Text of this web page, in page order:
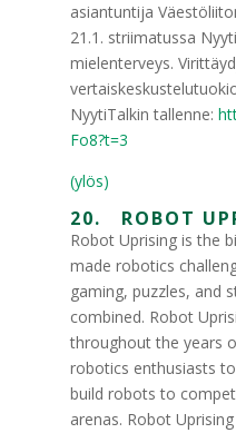
asiantuntija
21.1. striimatussa
mielenterveys.
NyytiTalkin tallenne:
Fo8?t=3
(ylös)
20. ROBOT
Robot Uprising is the
made robotics
gaming, puzzles, and
combined. Robot
throughout the years
robotics enthusiasts
build robots to
arenas. Robot